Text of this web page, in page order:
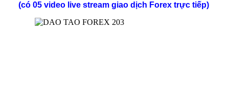
(có 05 video live stream giao dịch Forextrực tiếp)